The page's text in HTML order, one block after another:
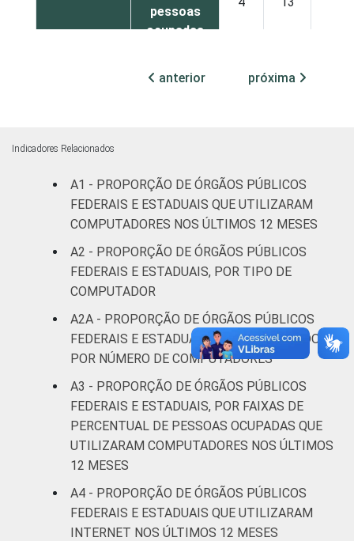
pessoas
ocupadas
¹ Base: 1.586 órgãos públicos federais e
2013.
anterior próxima
Indicadores Relacionados
A1 - PROPORÇÃO DE ÓRGÃOS PÚBLICOS
FEDERAIS E ESTADUAIS QUE UTILIZARAM
COMPUTADORES NOS ÚLTIMOS 12 MESES
A2 - PROPORÇÃO DE ÓRGÃOS PÚBLICOS
FEDERAIS E ESTADUAIS, POR TIPO DE
COMPUTADOR
A2A - PROPORÇÃO DE ÓRGÃOS PÚBLICOS
FEDERAIS E ESTADUAIS COM COMPUTADOR,
POR NÚMERO DE COMPUTADORES
A3 - PROPORÇÃO DE ÓRGÃOS PÚBLICOS
FEDERAIS E ESTADUAIS, POR FAIXAS DE
PERCENTUAL DE PESSOAS OCUPADAS QUE
UTILIZARAM COMPUTADORES NOS ÚLTIMOS
12 MESES
A4 - PROPORÇÃO DE ÓRGÃOS PÚBLICOS
FEDERAIS E ESTADUAIS QUE UTILIZARAM
INTERNET NOS ÚLTIMOS 12 MESES